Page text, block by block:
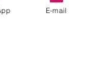
E-mail